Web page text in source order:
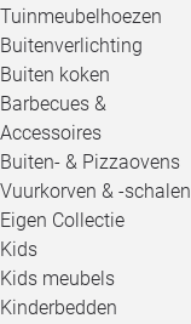
Tuinmeubelhoezen
Buitenverlichting
Buiten koken
Barbecues &
Accessoires
Buiten- & Pizzaovens
Vuurkorven & -schalen
Eigen Collectie
Kids
Kids meubels
Kinderbedden